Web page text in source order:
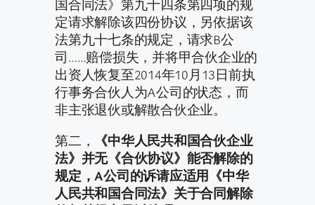
国合同法》第九十四条第四项的规
定请求解除该四份协议，另依据该
法第九十七条的规定，请求B公
司……赔偿损失，并将甲合伙企业的
出资人恢复至2014年10月13日前执
行事务合伙人为A公司的状态，而
非主张退伙或解散合伙企业。
第二，
《中华人民共和国合伙企业
法》并无《合伙协议》能否解除的
规定，A公司的诉请应适用《中华
人民共和国合同法》关于合同解除